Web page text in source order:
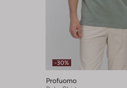
-30%
Profuomo